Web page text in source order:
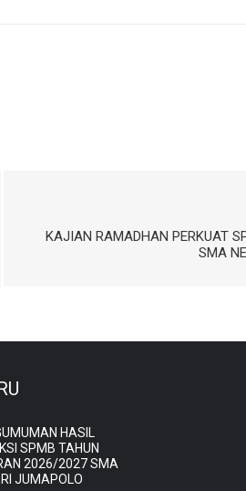
KAJIAN RAMADHAN PERKUAT
SMA
HASIL
SPMB TAHUN
2026/2027 SMA
JUMAPOLO